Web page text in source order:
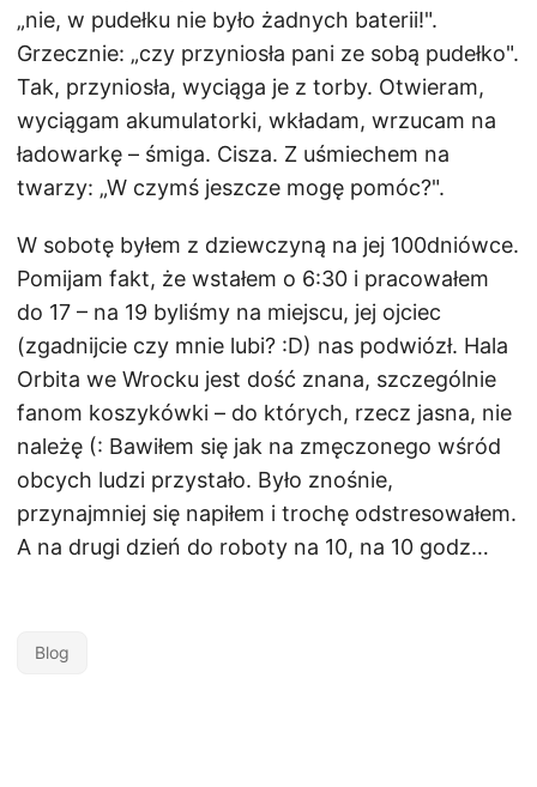
„nie, w pudełku nie było żadnych baterii!".
Grzecznie: „czy przyniosła pani ze sobą pudełko".
Tak, przyniosła, wyciąga je z torby. Otwieram,
wyciągam akumulatorki, wkładam, wrzucam na
ładowarkę – śmiga. Cisza. Z uśmiechem na
twarzy: „W czymś jeszcze mogę pomóc?".
W sobotę byłem z dziewczyną na jej 100dniówce.
Pomijam fakt, że wstałem o 6:30 i pracowałem
do 17 – na 19 byliśmy na miejscu, jej ojciec
(zgadnijcie czy mnie lubi? :D) nas podwiózł. Hala
Orbita we Wrocku jest dość znana, szczególnie
fanom koszykówki – do których, rzecz jasna, nie
należę (: Bawiłem się jak na zmęczonego wśród
obcych ludzi przystało. Było znośnie,
przynajmniej się napiłem i trochę odstresowałem.
A na drugi dzień do roboty na 10, na 10 godz…
Blog